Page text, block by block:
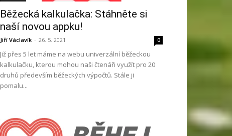
Běžecká kalkulačka: Stáhněte si
naší novou appku!
Jiří Václavík - 26. 5. 2021 0
Již přes 5 let máme na webu univerzální běžeckou
kalkulačku, kterou mohou naši čtenáři využít pro 20
druhů především běžeckých výpočtů. Stále ji
pomalu...